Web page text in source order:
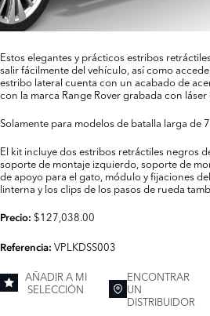
Estos elegantes y prácticos estribos
salir fácilmente del vehículo, así como
estribo lateral cuenta con un acabado de
con la marca Range Rover grabada con
Solamente para modelos de batalla larga de
El kit incluye dos estribos retráctiles negros
soporte de montaje izquierdo, soporte de
de apoyo para el gato, módulo y fijaciones
linterna y los clips de los pasos de rueda
Precio: $127,038.00
Referencia: VPLKDSS003
AÑADIR A MI
SELECCIÓN
ENCONTRAR
UN
DISTRIBUIDOR